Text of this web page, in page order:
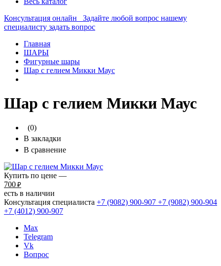
Консультация онлайн
Задайте любой вопрос нашему
специалисту задать вопрос
Главная
ШАРЫ
Фигурные шары
Шар с гелием Микки Маус
Шар с гелием Микки Маус
(0)
В закладки
В сравнение
Купить по цене —
700 ₽
есть в наличии
Консультация специалиста +7 (9082) 900-907 +7 (9082) 900-904
+7 (4012) 900-907
Max
Telegram
Vk
Вопрос